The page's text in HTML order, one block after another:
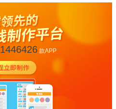
1446426款APP